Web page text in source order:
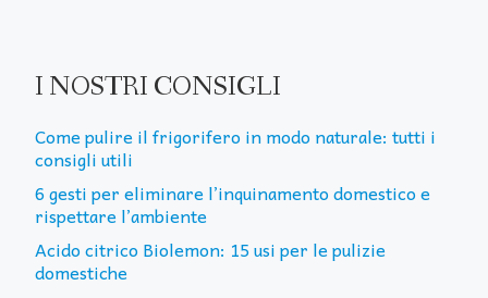
I NOSTRI CONSIGLI
Come pulire il frigorifero in modo naturale: tutti i
consigli utili
6 gesti per eliminare l’inquinamento domestico e
rispettare l’ambiente
Acido citrico Biolemon: 15 usi per le pulizie
domestiche